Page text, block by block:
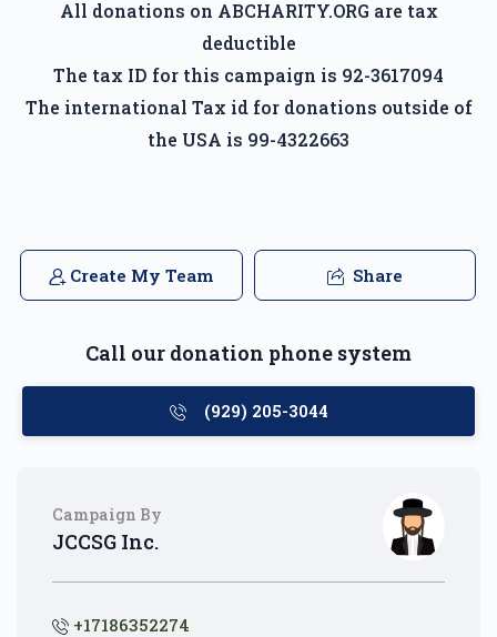
All donations on ABCHARITY.ORG are tax
deductible
The tax ID for this campaign is 92-3617094
The international Tax id for donations outside of
the USA is 99-4322663
Create My Team Share
Call our donation phone system
(929) 205-3044
Campaign By
JCCSG Inc.
+17186352274